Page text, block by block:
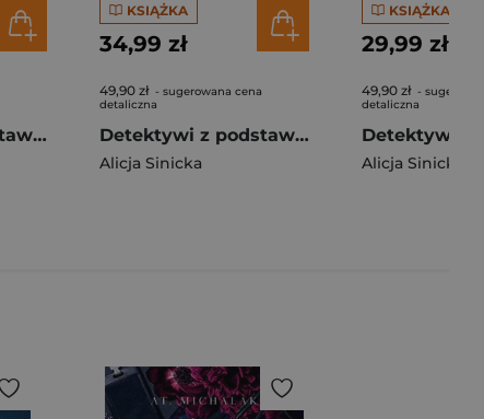
Detektywi z podstawówki. Tajemnica kierowcy Ogórka
KSIĄŻKA
34,99 zł
49,90 zł - sugerowana cena
detaliczna
Detektywi z podstawówki. Tajemnica woźnej Drucik
Alicja Sinicka
KSIĄŻKA
29,99 zł
49,90 zł -
detaliczna
Alicja Sinicka